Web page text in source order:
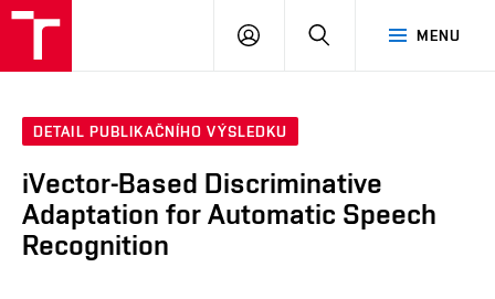
MENU
PŘIHLÁSIT
DETAIL PUBLIKAČNÍHO VÝSLEDKU
iVector-Based Discriminative
Adaptation for Automatic Speech
Recognition